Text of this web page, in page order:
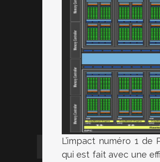
L’impact numéro 1
qui est fait avec une